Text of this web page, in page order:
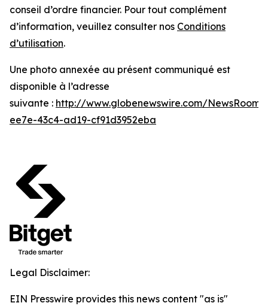
conseil d’ordre financier. Pour tout complément
d’information, veuillez consulter nos Conditions
d’utilisation.
Une photo annexée au présent communiqué est
disponible à l’adresse
suivante : http://www.globenewswire.com/
ee7e-43c4-ad19-cf91d3952eba
Legal Disclaimer:
EIN Presswire provides this news content "as is"